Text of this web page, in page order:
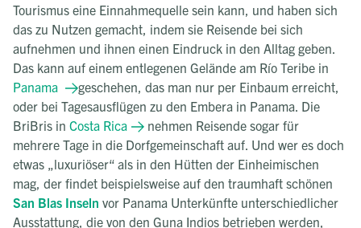
Tourismus eine Einnahmequelle sein kann, und haben sich
das zu Nutzen gemacht, indem sie Reisende bei sich
aufnehmen und ihnen einen Eindruck in den Alltag geben.
Das kann auf einem entlegenen Gelände am Río Teribe in
Panama
geschehen, das man nur per Einbaum erreicht,
oder bei Tagesausflügen zu den Embera in Panama. Die
BriBris in Costa Rica
nehmen Reisende sogar für
mehrere Tage in die Dorfgemeinschaft auf. Und wer es doch
etwas „luxuriöser“ als in den Hütten der Einheimischen
mag, der findet beispielsweise auf den traumhaft schönen
San Blas Inseln vor Panama Unterkünfte unterschiedlicher
Ausstattung, die von den Guna Indios betrieben werden,